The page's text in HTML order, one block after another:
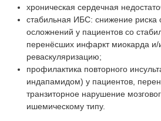
хроническая сердечная
стабильная ИБС: снижение риска
осложнений у пациентов со
перенёсших инфаркт миокарда
реваскуляризацию;
профилактика повторного
индапамидом) у пациентов,
транзиторное нарушение
ишемическому типу.